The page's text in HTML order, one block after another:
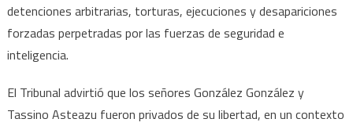
detenciones arbitrarias, torturas, ejecuciones y desapariciones
forzadas perpetradas por las fuerzas de seguridad e
inteligencia.
El Tribunal advirtió que los señores González González y
Tassino Asteazu fueron privados de su libertad, en un contexto